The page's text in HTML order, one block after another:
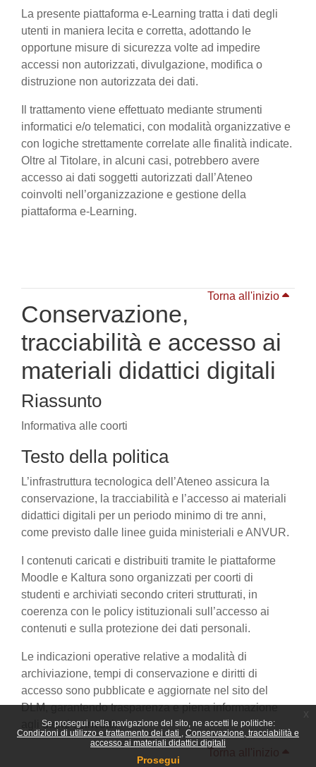
Se prosegui nella navigazione del sito, ne accetti le politiche:
Condizioni di utilizzo e trattamento dei dati
Conservazione, tracciabilità e
accesso ai materiali didattici digitali
Prosegui
La presente piattaforma e-Learning tratta i dati degli
utenti in maniera lecita e corretta, adottando le
opportune misure di sicurezza volte ad impedire
accessi non autorizzati, divulgazione, modifica o
distruzione non autorizzata dei dati.
Il trattamento viene effettuato mediante strumenti
informatici e/o telematici, con modalità organizzative e
con logiche strettamente correlate alle finalità indicate.
Oltre al Titolare, in alcuni casi, potrebbero avere
accesso ai dati soggetti autorizzati dall’Ateneo
coinvolti nell’organizzazione e gestione della
piattaforma e-Learning.
Torna all'inizio
Conservazione,
tracciabilità e accesso ai
materiali didattici digitali
Riassunto
Informativa alle coorti
Testo della politica
L’infrastruttura tecnologica dell’Ateneo assicura la
conservazione, la tracciabilità e l’accesso ai materiali
didattici digitali per un periodo minimo di tre anni,
come previsto dalle linee guida ministeriali e ANVUR.
I contenuti caricati e distribuiti tramite le piattaforme
Moodle e Kaltura sono organizzati per coorti di
studenti e archiviati secondo criteri strutturati, in
coerenza con le policy istituzionali sull’accesso ai
contenuti e sulla protezione dei dati personali.
Le indicazioni operative relative a modalità di
archiviazione, tempi di conservazione e diritti di
accesso sono pubblicate e aggiornate nel sito del
DLM, garantendo trasparenza e piena informazione
agli utenti coinvolti.